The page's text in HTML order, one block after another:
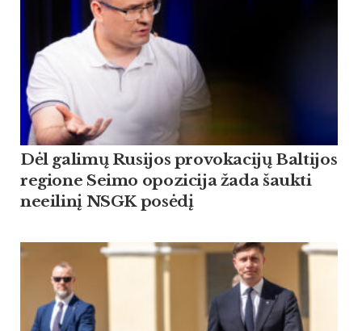
Dėl galimų Rusijos provokacijų Baltijos
regione Seimo opozicija žada šaukti
neeilinį NSGK posėdį